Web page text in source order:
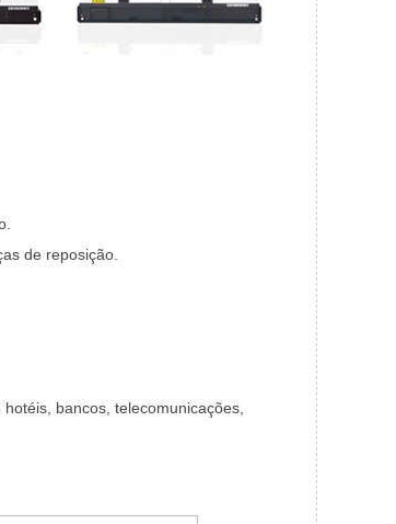
de reposição.
bancos, telecomunicações,